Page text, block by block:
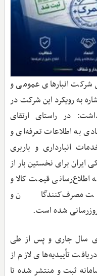
شرکت انبارهای عمومی و
به رویکرد این شرکت در
در راستای ارتقای
به اطلاعات تعرفه‌ای و
انبارداری و باربری
برای نخستین بار از
قیمت کالا و
و
شده است.
سال جاری و پس از طی
تأییدیه‌های لازم از
ثبت و منتشر شده تا